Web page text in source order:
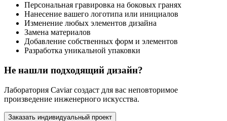
Персональная гравировка на боковых гранях
Нанесение вашего логотипа или инициалов
Изменение любых элементов дизайна
Замена материалов
Добавление собственных форм и элементов
Разработка уникальной упаковки
Не нашли подходящий дизайн?
Лаборатория Caviar создаст для вас неповторимое
произведение инженерного искусства.
Заказать индивидуальный проект